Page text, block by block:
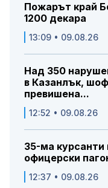
Пожарът край
1200 декара
13:09 • 09.08.26
Над 350
в Казанлък,
превишена...
12:52 • 09.08.26
35-ма курсанти
офицерски
12:37 • 09.08.26